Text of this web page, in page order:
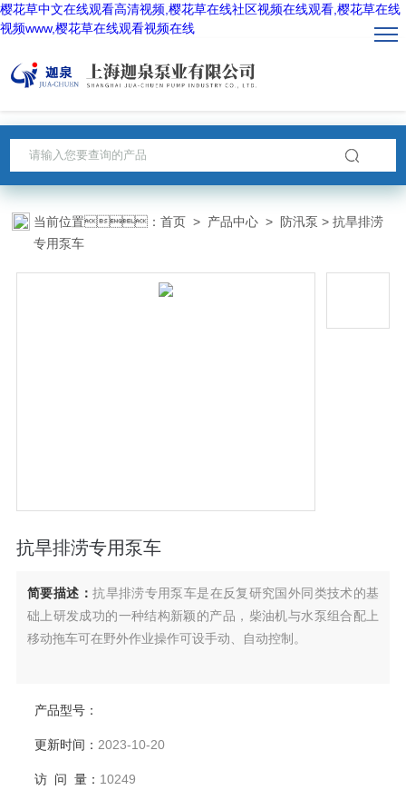
樱花草中文在线观看高清视频,樱花草在线社区视频在线观看,樱花草在线
视频www,樱花草在线观看视频在线
当前位置：首页 > 产品中心 > 防汛泵 > 抗旱排涝
专用泵车
抗旱排涝专用泵车
简要描述：抗旱排涝专用泵车是在反复研究国外同类技术的基
础上研发成功的一种结构新颖的产品，柴油机与水泵组合配上
移动拖车可在野外作业操作可设手动、自动控制。
产品型号：
更新时间： 2023-10-20
访 问 量： 10249